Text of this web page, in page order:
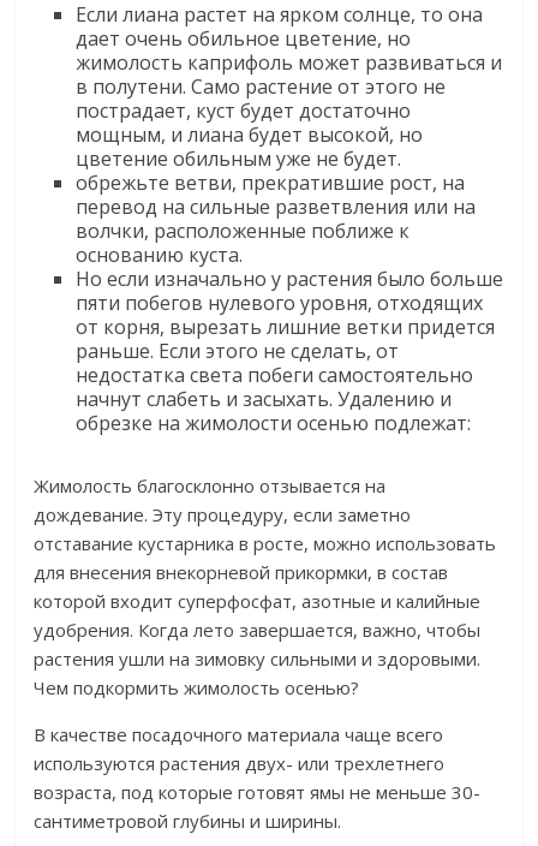
​Если лиана растет на ярком солнце, то она
дает очень обильное цветение, но
жимолость каприфоль может развиваться и
в полутени. Само растение от этого не
пострадает, куст будет достаточно
мощным, и лиана будет высокой, но
цветение обильным уже не будет.​
​обрежьте ветви, прекратившие рост, на
перевод на сильные разветвления или на
волчки, расположенные поближе к
основанию куста.​
​Но если изначально у растения было больше
пяти побегов нулевого уровня, отходящих
от корня, вырезать лишние ветки придется
раньше. Если этого не сделать, от
недостатка света побеги самостоятельно
начнут слабеть и засыхать. Удалению и
обрезке на жимолости осенью подлежат:​
​Жимолость благосклонно отзывается на
дождевание. Эту процедуру, если заметно
отставание кустарника в росте, можно использовать
для внесения внекорневой прикормки, в состав
которой входит суперфосфат, азотные и калийные
удобрения. Когда лето завершается, важно, чтобы
растения ушли на зимовку сильными и здоровыми.
Чем подкормить жимолость осенью?​
​В качестве посадочного материала чаще всего
используются растения двух- или трехлетнего
возраста, под которые готовят ямы не меньше 30-
сантиметровой глубины и ширины.​